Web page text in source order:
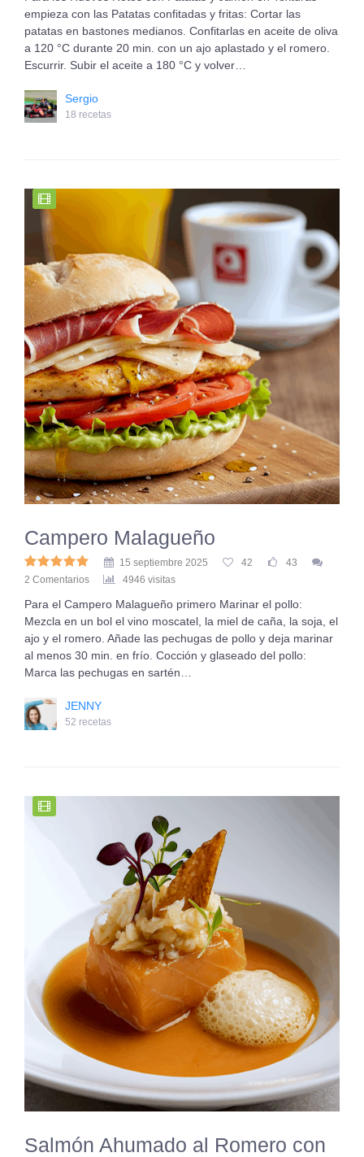
empieza con las Patatas confitadas y fritas: Cortar las
patatas en bastones medianos. Confitarlas en aceite de oliva
a 120 °C durante 20 min. con un ajo aplastado y el romero.
Escurrir. Subir el aceite a 180 °C y volver…
Sergio
18 recetas
Campero Malagueño
15 septiembre 2025 42
43
2 Comentarios
4946 visitas
Para el Campero Malagueño primero Marinar el pollo:
Mezcla en un bol el vino moscatel, la miel de caña, la soja, el
ajo y el romero. Añade las pechugas de pollo y deja marinar
al menos 30 min. en frío. Cocción y glaseado del pollo:
Marca las pechugas en sartén…
JENNY
52 recetas
Salmón Ahumado al Romero con